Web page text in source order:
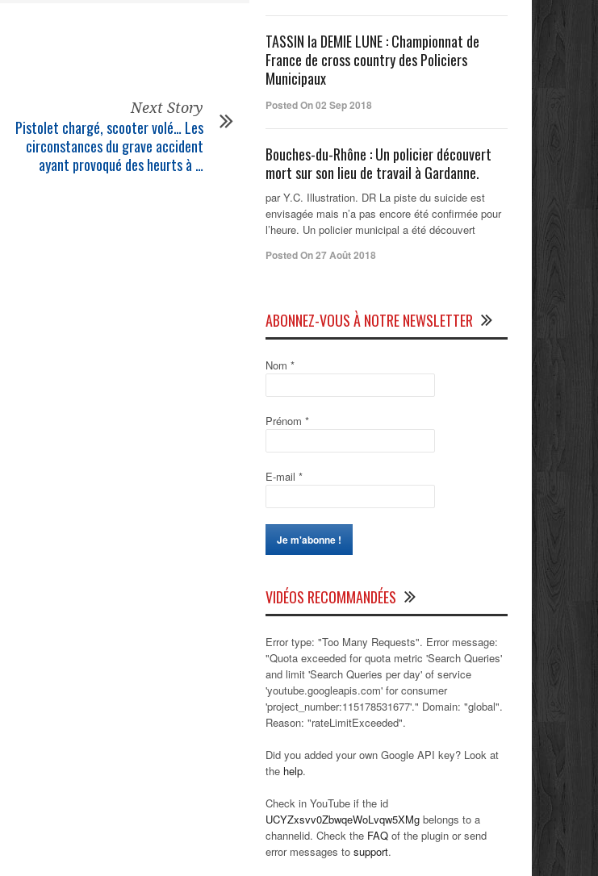
Next Story
Pistolet chargé, scooter volé… Les
circonstances du grave accident
ayant provoqué des heurts à …
TASSIN la DEMIE LUNE : Championnat de
France de cross country des Policiers
Municipaux
Posted On 02 Sep 2018
Bouches-du-Rhône : Un policier découvert
mort sur son lieu de travail à Gardanne.
par Y.C. Illustration. DR La piste du suicide est
envisagée mais n’a pas encore été confirmée pour
l’heure. Un policier municipal a été découvert
Posted On 27 Août 2018
ABONNEZ-VOUS À NOTRE NEWSLETTER
Nom *
Prénom *
E-mail *
VIDÉOS RECOMMANDÉES
Error type: "Too Many Requests". Error message:
"Quota exceeded for quota metric 'Search Queries'
and limit 'Search Queries per day' of service
'youtube.googleapis.com' for consumer
'project_number:115178531677'." Domain: "global".
Reason: "rateLimitExceeded".
Did you added your own Google API key? Look at
the help.
Check in YouTube if the id
UCYZxsvv0ZbwqeWoLvqw5XMg belongs to a
channelid. Check the FAQ of the plugin or send
error messages to support.